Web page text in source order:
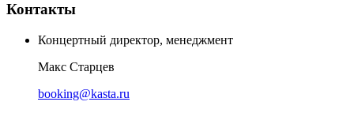
Контакты
Концертный директор, менеджмент
Макс Старцев
booking@kasta.ru